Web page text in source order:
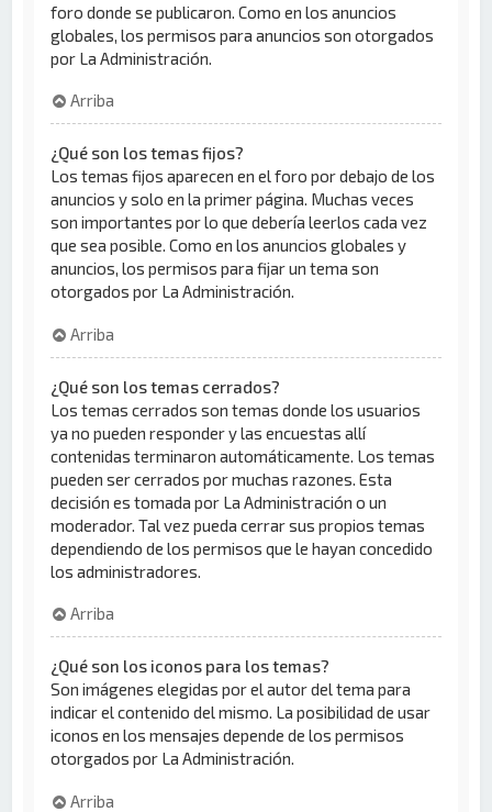
foro donde se publicaron. Como en los anuncios
globales, los permisos para anuncios son otorgados
por La Administración.
Arriba
¿Qué son los temas fijos?
Los temas fijos aparecen en el foro por debajo de los
anuncios y solo en la primer página. Muchas veces
son importantes por lo que debería leerlos cada vez
que sea posible. Como en los anuncios globales y
anuncios, los permisos para fijar un tema son
otorgados por La Administración.
Arriba
¿Qué son los temas cerrados?
Los temas cerrados son temas donde los usuarios
ya no pueden responder y las encuestas allí
contenidas terminaron automáticamente. Los temas
pueden ser cerrados por muchas razones. Esta
decisión es tomada por La Administración o un
moderador. Tal vez pueda cerrar sus propios temas
dependiendo de los permisos que le hayan concedido
los administradores.
Arriba
¿Qué son los iconos para los temas?
Son imágenes elegidas por el autor del tema para
indicar el contenido del mismo. La posibilidad de usar
iconos en los mensajes depende de los permisos
otorgados por La Administración.
Arriba